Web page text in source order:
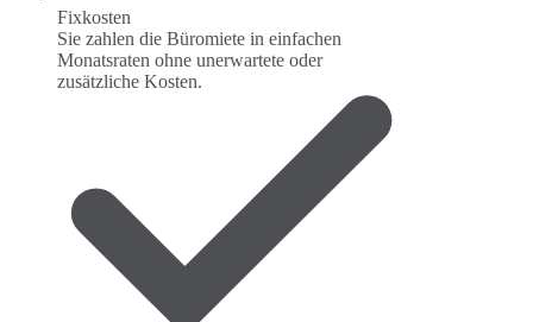
Fixkosten
Sie zahlen die Büromiete in einfachen
Monatsraten ohne unerwartete oder
zusätzliche Kosten.